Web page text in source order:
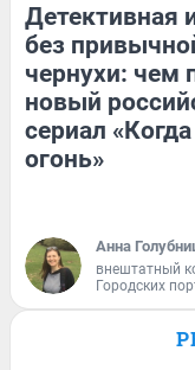
Детективная
без
чернухи: чем
новый
сериал
огонь»
Анна
внештатный
Городских